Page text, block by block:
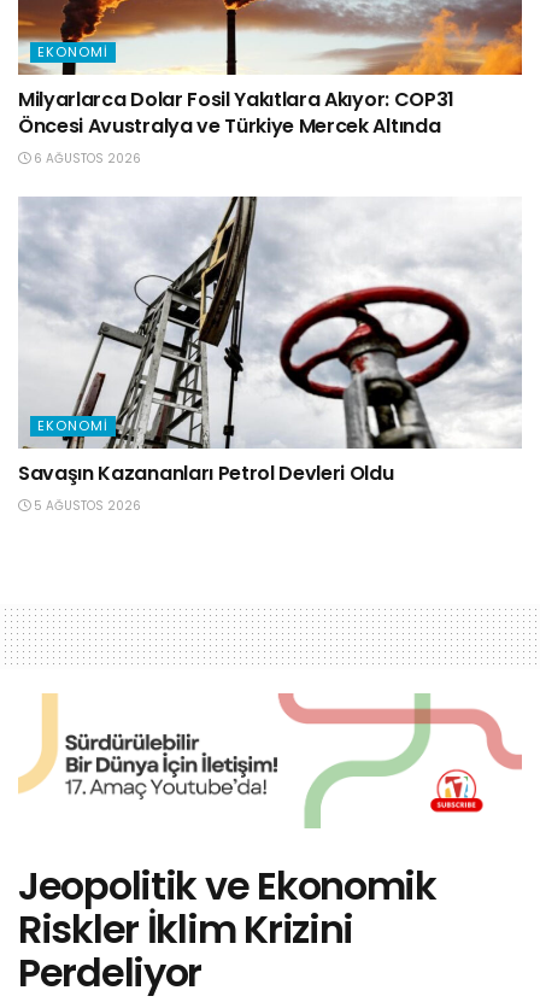
EKONOMI
Milyarlarca Dolar Fosil Yakıtlara Akıyor: COP31
Öncesi Avustralya ve Türkiye Mercek Altında
6 AĞUSTOS 2026
EKONOMI
Savaşın Kazananları Petrol Devleri Oldu
5 AĞUSTOS 2026
Jeopolitik ve Ekonomik
Riskler İklim Krizini
Perdeliyor